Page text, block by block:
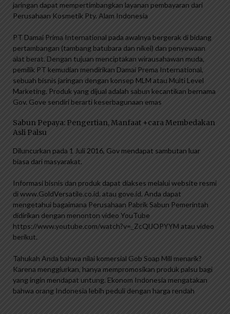
jaringan dapat mempertimbangkan layanan pembayaran dari
Perusahaan Kosmetik Pty. Alam Indonesia
PT Damai Prima International pada awalnya bergerak di bidang
pertambangan (tambang batubara dan nikel) dan penyewaan
alat berat. Dengan tujuan menciptakan wirausahawan muda,
pemilik PT kemudian mendirikan Damai Prema International,
sebuah bisnis jaringan dengan konsep MLM atau Multi Level
Marketing. Produk yang dijual adalah sabun kecantikan bernama
Gov. Gove sendiri berarti keserbagunaan emas
Sabun Pepaya: Pengertian, Manfaat +cara Membedakan
Asli Palsu
Diluncurkan pada 1 Juli 2016, Gov mendapat sambutan luar
biasa dari masyarakat.
Informasi bisnis dan produk dapat diakses melalui website resmi
di www.GoldVersatile.co.id. atau gove.id. Anda dapat
mengetahui bagaimana Perusahaan Pabrik Sabun Pemerintah
didirikan dengan menonton video YouTube
https://www.youtube.com/watch?v=_ZcQlJOPYYM atau video
berikut.
Tahukah Anda bahwa nilai komersial Gob Soap Mill menarik?
Karena menggiurkan, hanya mempromosikan produk palsu bagi
yang ingin mendapat untung. Ekonom Indonesia mengatakan
bahwa orang Indonesia lebih peduli dengan harga rendah